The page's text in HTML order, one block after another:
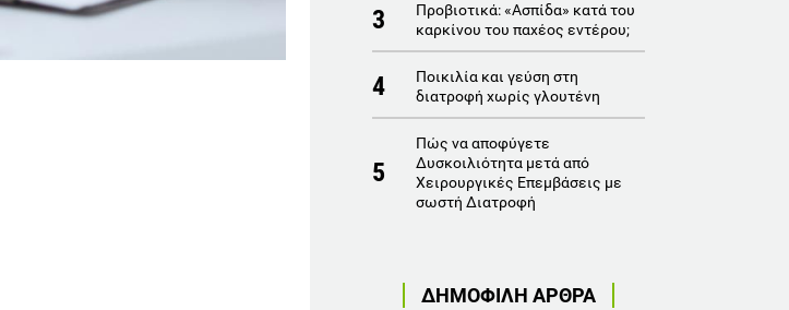
3
Προβιοτικά: «Ασπίδα» κατά του
καρκίνου του παχέος εντέρου;
4
Ποικιλία και γεύση στη
διατροφή χωρίς γλουτένη
5
Πώς να αποφύγετε
Δυσκοιλιότητα μετά από
Χειρουργικές Επεμβάσεις με
σωστή Διατροφή
ΔΗΜΟΦΙΛΗ ΑΡΘΡΑ